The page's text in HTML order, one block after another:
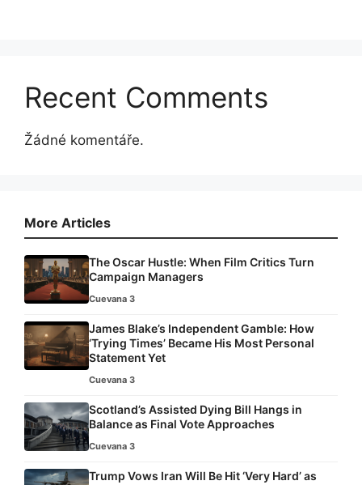
Recent Comments
Žádné komentáře.
More Articles
The Oscar Hustle: When Film Critics Turn
Campaign Managers
Cuevana 3
James Blake’s Independent Gamble: How
‘Trying Times’ Became His Most Personal
Statement Yet
Cuevana 3
Scotland’s Assisted Dying Bill Hangs in
Balance as Final Vote Approaches
Cuevana 3
Trump Vows Iran Will Be Hit ‘Very Hard’ as